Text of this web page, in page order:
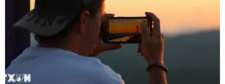
Theo dõi VietnamPlus